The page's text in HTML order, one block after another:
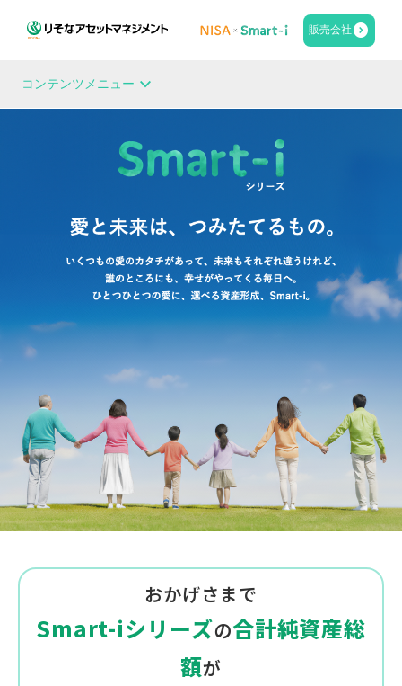
販売会社
コンテンツメニュー stat_minus_1
おかげさまで
Smart-iシリーズの合計純資産総
額が
について
Morningstar Awards 2025 ©. Morningstar, Inc. All Rights